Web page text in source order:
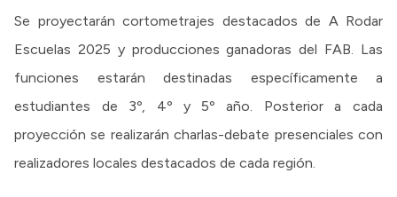
Se proyectarán cortometrajes destacados de A Rodar
Escuelas 2025 y producciones ganadoras del FAB. Las
funciones estarán destinadas específicamente a
estudiantes de 3º, 4º y 5º año. Posterior a cada
proyección se realizarán charlas-debate presenciales con
realizadores locales destacados de cada región.